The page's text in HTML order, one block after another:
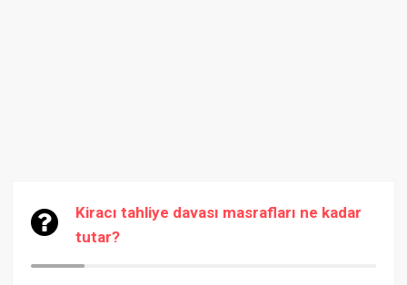
Kiracı tahliye davası masrafları ne kadar
tutar?